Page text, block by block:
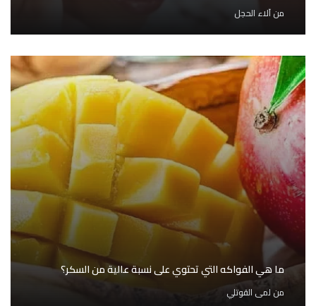
منآلاء الحجل
ما هي الفواكه التي تحتوي على نسبة عالية من السكر؟
من لمى القوتلي